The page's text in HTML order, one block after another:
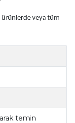
ürünlerde veya tüm
temin